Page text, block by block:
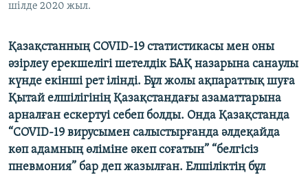
шілде 2020 жыл.
Қазақстанның COVID-19 статистикасы мен оны
әзірлеу ерекшелігі шетелдік БАҚ назарына санаулы
күнде екінші рет ілінді. Бұл жолы ақпараттық шуға
Қытай елшілігінің Қазақстандағы азаматтарына
арналған ескертуі себеп болды. Онда Қазақстанда
“COVID-19 вирусымен салыстырғанда әлдеқайда
көп адамның өліміне әкеп соғатын” “белгісіз
пневмония” бар деп жазылған. Елшіліктің бұл